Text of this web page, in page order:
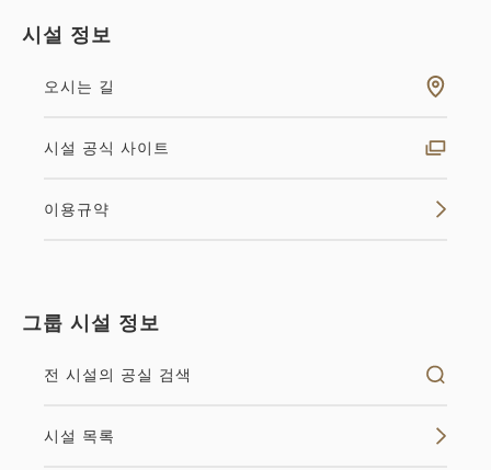
시설 정보
오시는 길
시설 공식 사이트
이용규약
그룹 시설 정보
전 시설의 공실 검색
시설 목록